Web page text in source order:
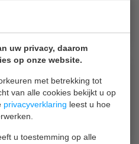
uw privacy, daarom
op onze website.
met betrekking tot
van alle cookies bekijkt u op
privacyverklaring leest u hoe
u toestemming op alle
Gedrag
Gedrag